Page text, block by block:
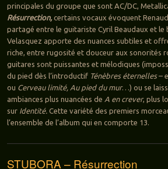
principales du groupe que sont AC/DC,
Résurrection, certains vocaux évoquent
partagé entre le guitariste Cyril Beaudaux et le
Velasquez apporte des nuances subtiles et
riche, entre rugosité et douceur aux sonorités
guitares sont puissantes et mélodiques
du pied dès l’introductif Ténèbres éternelles–
ou Cerveau limité, Au pied du mur…) ou se
ambiances plus nuancées de A en crever, plus
sur Identité. Cette variété des premiers
l’ensemble de l’album qui en comporte 13.
STUBORA – Résurrection